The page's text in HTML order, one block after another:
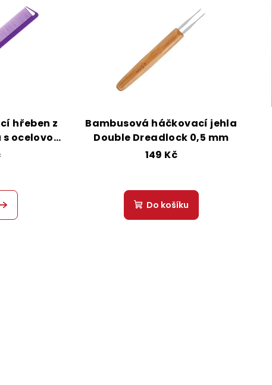
hřeben z
ocelovou
Bambusová háčkovací jehla
Double Dreadlock 0,5 mm
149 Kč
Do košíku